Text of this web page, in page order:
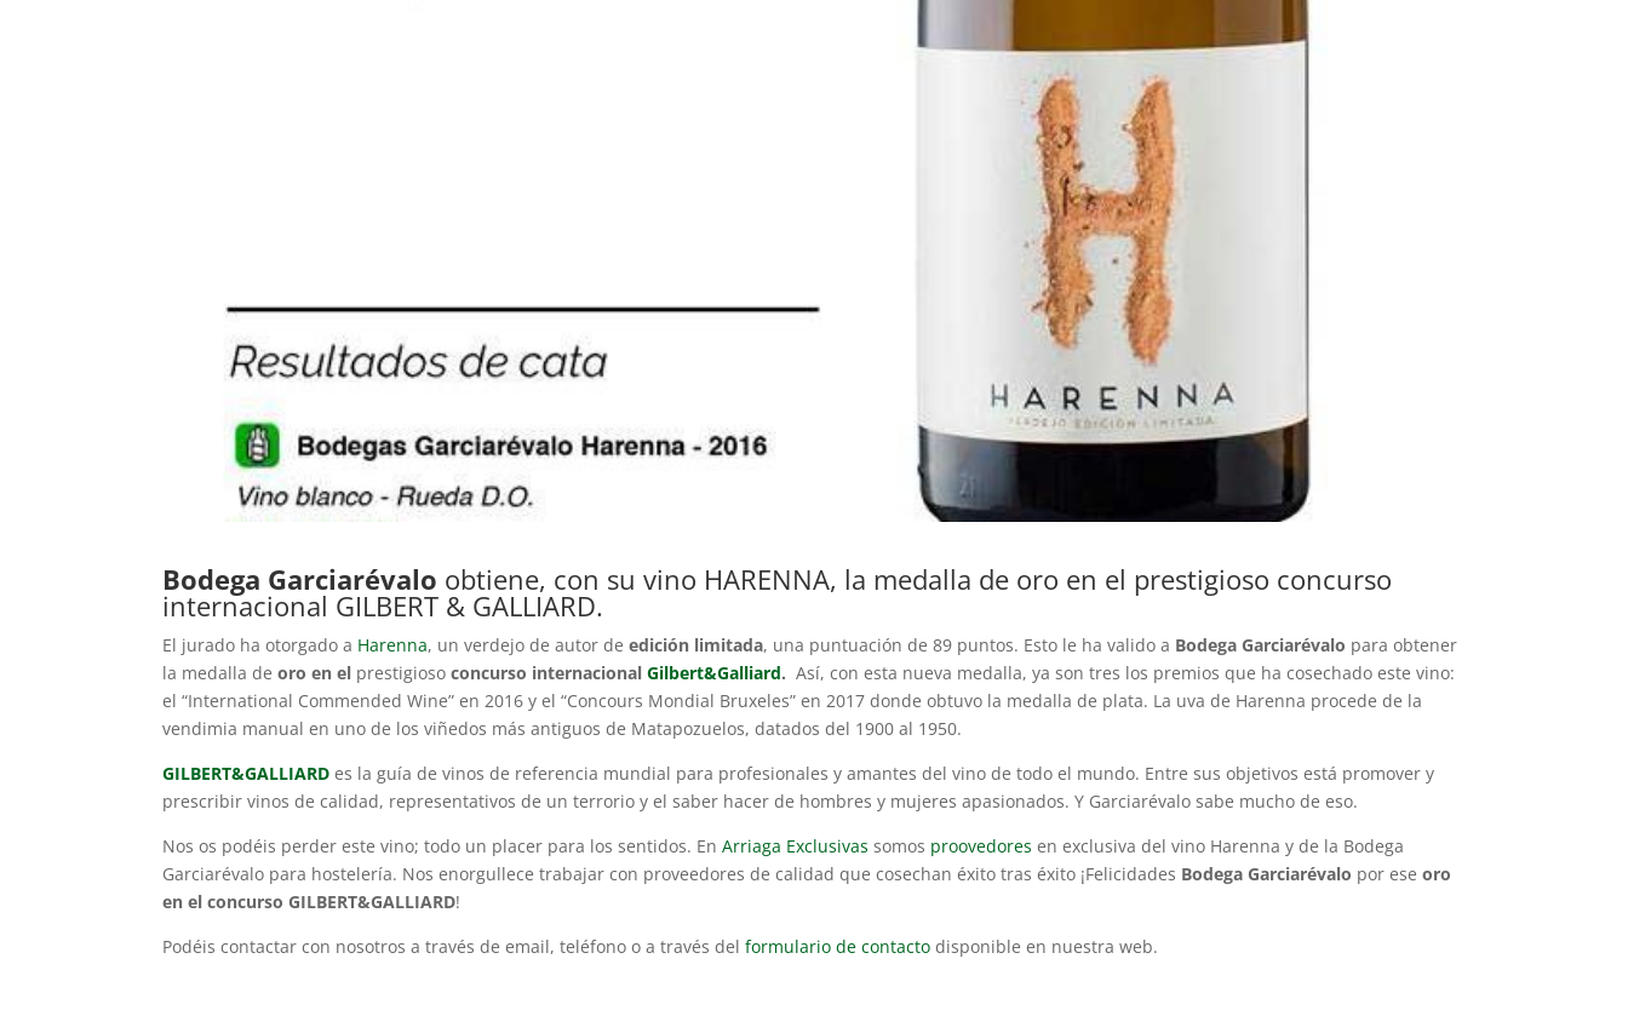
Bodega Garciarévalo obtiene, con su vino HARENNA, la medalla de oro en el prestigioso concurso
internacional GILBERT & GALLIARD.
El jurado ha otorgado a Harenna, un verdejo de autor deedición limitada, una puntuación de 89 puntos. Esto le ha valido a Bodega Garciarévalo para obtener
la medalla deoro en el prestigiosoconcurso internacionalGilbert&Galliard. Así, con esta nueva medalla, ya son tres los premios que ha cosechado este vino:
el “International Commended Wine” en 2016 y el “Concours Mondial Bruxeles” en 2017 donde obtuvo la medalla de plata. La uva de Harenna procede de la
vendimia manual en uno de los viñedos más antiguos de Matapozuelos, datados del 1900 al 1950.
GILBERT&GALLIARD es la guía de vinos de referencia mundial para profesionales y amantes del vino de todo el mundo. Entre sus objetivos está promover y
prescribir vinos de calidad, representativos de un terrorio y el saber hacer de hombres y mujeres apasionados. Y Garciarévalo sabe mucho de eso.
Nos os podéis perder este vino; todo un placer para los sentidos. EnArriaga Exclusivas somos proovedores en exclusiva del vino Harenna y de la Bodega
Garciarévalo para hostelería. Nos enorgullece trabajar con proveedores de calidad que cosechan éxito tras éxito ¡Felicidades Bodega Garciarévalo por ese oro
en el concurso GILBERT&GALLIARD!
Podéis contactar con nosotros a través de email, teléfono o a través delformulario de contacto disponible en nuestra web.